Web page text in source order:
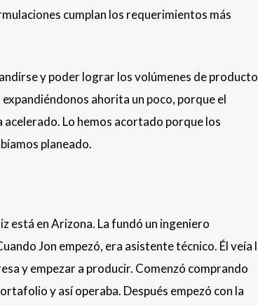
cumplan los requerimientos más
y poder lograr los volúmenes de producto
ahorita un poco, porque el
Lo hemos acortado porque los
planeado.
está en Arizona. La fundó un ingeniero
Jon empezó, era asistente técnico. Él veía
y empezar a producir. Comenzó comprando
y así operaba. Después empezó con la